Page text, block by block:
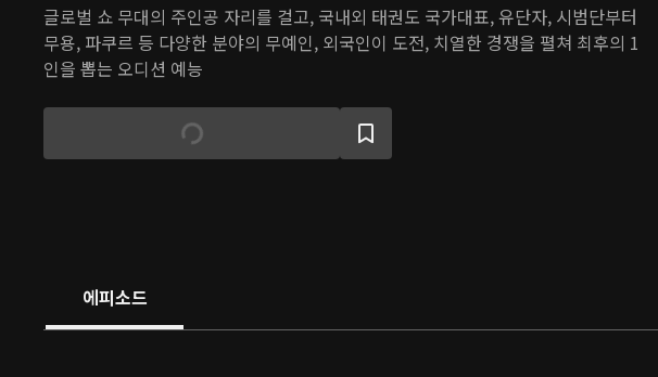
글로벌 쇼 무대의 주인공 자리를 걸고, 국내외 태권도 국가대표, 유단자, 시범단부터
무용, 파쿠르 등 다양한 분야의 무예인, 외국인이 도전, 치열한 경쟁을 펼쳐 최후의 1
인을 뽑는 오디션 예능
에피소드